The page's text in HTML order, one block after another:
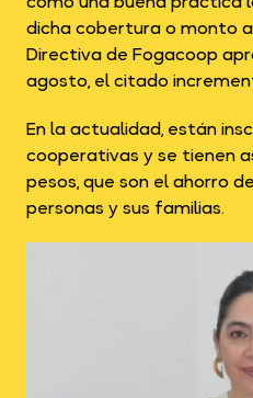
dicha cobertura o monto
Directiva de Fogacoop
agosto, el citado
En la actualidad, están
cooperativas y se tienen
pesos, que son el ahorro
personas y sus familias.